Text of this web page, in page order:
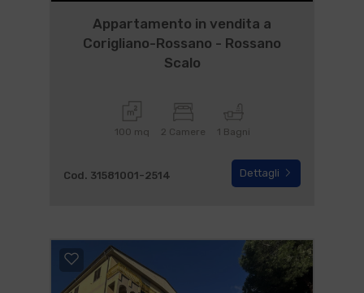
Appartamento in vendita a
Corigliano-Rossano - Rossano
Scalo
100 mq 2 Camere 1 Bagni
Cod. 31581001-2514 Dettagli